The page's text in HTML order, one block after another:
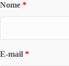
Nome *
E-mail *